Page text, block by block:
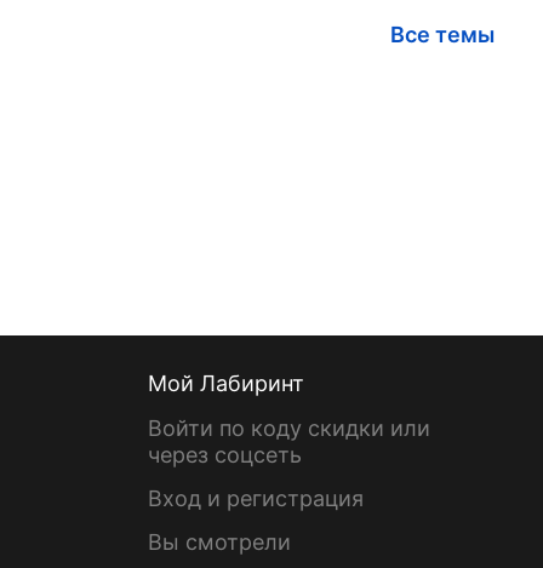
Все темы
Мой Лабиринт
Войти по коду скидки или
через соцсеть
Вход и регистрация
Вы смотрели